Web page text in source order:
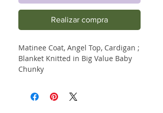
Realizar compra
Matinee Coat, Angel Top, Cardigan ;
Blanket Knitted in Big Value Baby
Chunky